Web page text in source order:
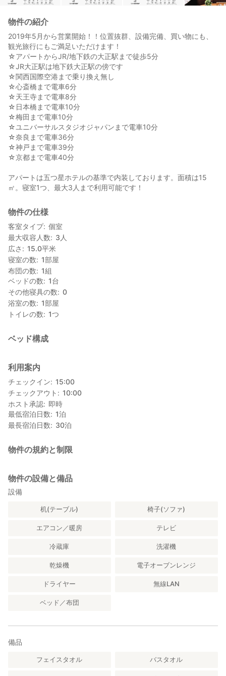
物件の紹介
2019年5月から営業開始！！位置抜群、設備完備、買い物にも、
観光旅行にもご満足いただけます！
☆アパートからJR/地下鉄の大正駅まで徒歩5分
☆JR大正駅は地下鉄大正駅の傍です
☆関西国際空港まで乗り換え無し
☆心斎橋まで電車6分
☆天王寺まで電車8分
☆日本橋まで電車10分
☆梅田まで電車10分
☆ユニバーサルスタジオジャパンまで電車10分
☆奈良まで電車36分
☆神戸まで電車39分
☆京都まで電車40分
アパートは五つ星ホテルの基準で内装しております。面積は15
㎡。寝室1つ、最大3人まで利用可能です！
物件の仕様
客室タイプ 個室
最大収容人数
3 人
広さ
15.0平米
寝室の数
1部屋
布団の数
1組
ベッドの数
1台
その他寝具の数
0
浴室の数
1部屋
トイレの数
1つ
ベッド構成
利用案内
チェックイン
15:00
チェックアウト
10:00
ホスト承認
即時
最低宿泊日数
1泊
最長宿泊日数
30泊
物件の規約と制限
物件の設備と備品
設備
机(テーブル) 椅子(ソファ)
エアコン／暖房 テレビ
冷蔵庫 洗濯機
乾燥機 電子オーブンレンジ
ドライヤー 無線LAN
ベッド／布団
備品
フェイスタオル バスタオル